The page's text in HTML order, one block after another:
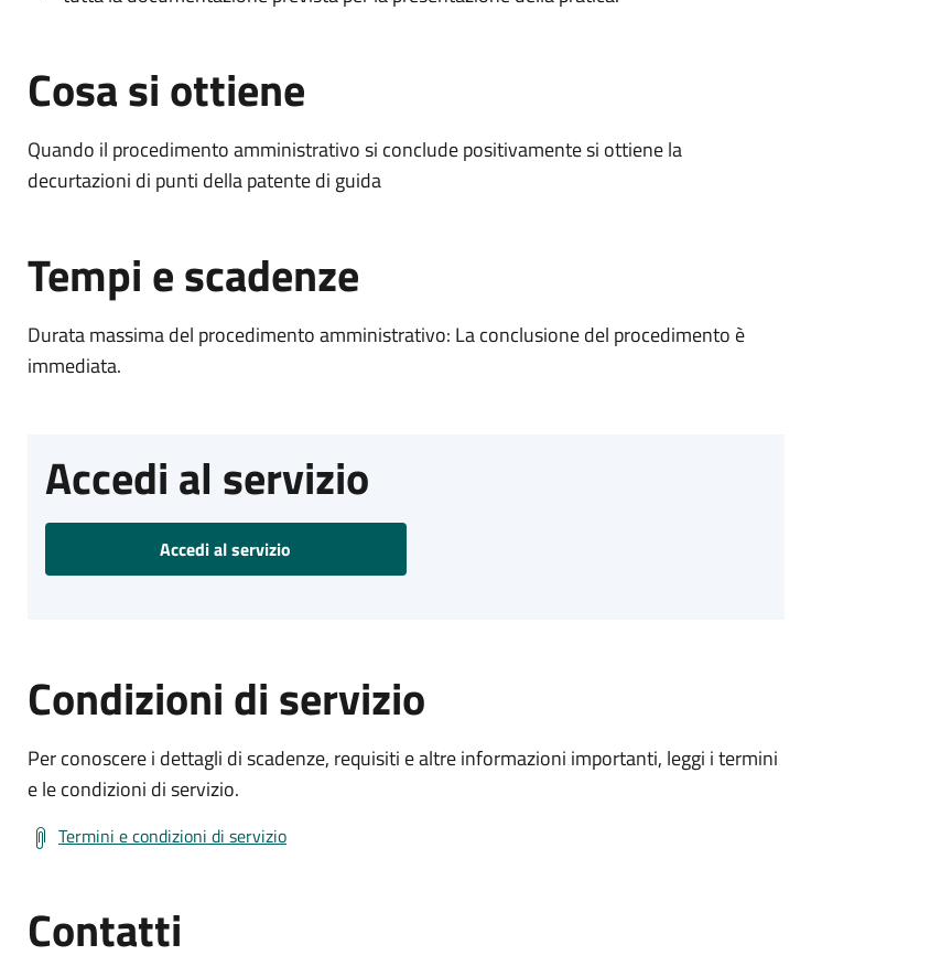
Cosa si ottiene
Quando il procedimento amministrativo si conclude positivamente si ottiene la
decurtazioni di punti della patente di guida
Tempi e scadenze
Durata massima del procedimento amministrativo: La conclusione del procedimento è
immediata.
Accedi al servizio
Accedi al servizio
Condizioni di servizio
Per conoscere i dettagli di scadenze, requisiti e altre informazioni importanti, leggi i termini
e le condizioni di servizio.
Termini e condizioni di servizio
Contatti